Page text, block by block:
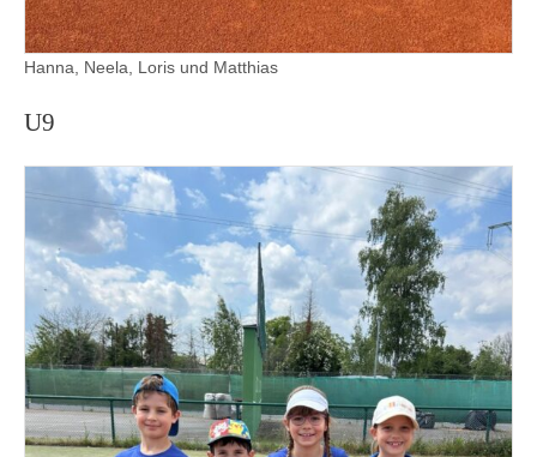
Hanna, Neela, Loris und Matthias
U9